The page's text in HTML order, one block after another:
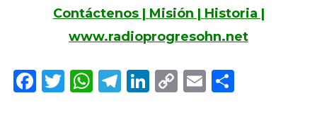
Contáctenos | Misión | Historia |
www.radioprogresohn.net
Facebook
Twitter
WhatsApp
Telegram
LinkedIn
CopyEmail